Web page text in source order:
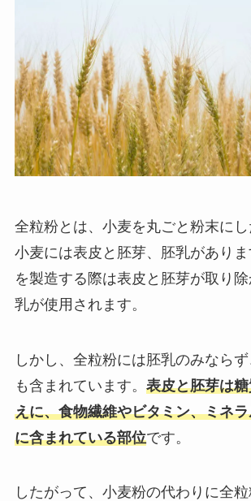
全粒粉とは、小麦を丸ごと粉末にし
小麦には表皮と胚芽、胚乳があり
を製造する際は表皮と胚芽が取り
乳が使用されます。
しかし、全粒粉には胚乳のみなら
も含まれています。 表皮と胚芽は
えに、食物繊維やビタミン、ミネ
に含まれている部位です。
したがって、小麦粉の代わりに全